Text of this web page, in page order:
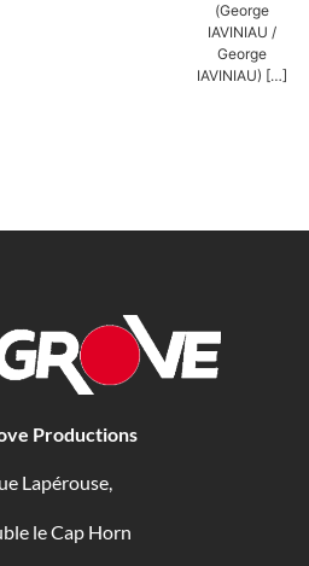
(George
IAVINIAU /
George
IAVINIAU) […]
Productions
Lapérouse,
le Cap Horn